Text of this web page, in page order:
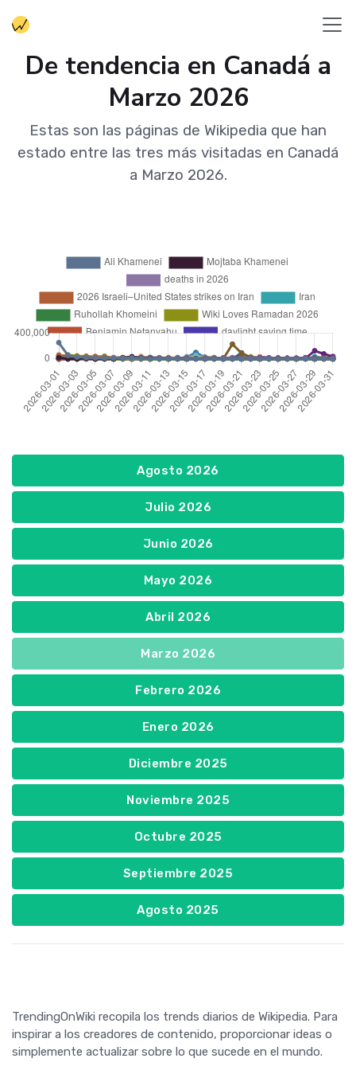
De tendencia en Canadá a
Marzo 2026
Estas son las páginas de Wikipedia que han
estado entre las tres más visitadas en Canadá
a Marzo 2026.
Agosto 2026
Julio 2026
Junio 2026
Mayo 2026
Abril 2026
Marzo 2026
Febrero 2026
Enero 2026
Diciembre 2025
Noviembre 2025
Octubre 2025
Septiembre 2025
Agosto 2025
TrendingOnWiki recopila los trends diarios de Wikipedia. Para
inspirar a los creadores de contenido, proporcionar ideas o
simplemente actualizar sobre lo que sucede en el mundo.